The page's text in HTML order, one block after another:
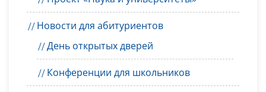
Новости для абитуриентов
День открытых дверей
Конференции для школьников